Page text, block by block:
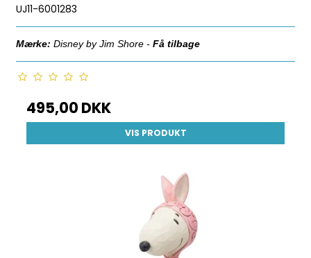
UJ11-6001283
Mærke: Disney by Jim Shore -Få tilbage
495,00 DKK
VIS PRODUKT